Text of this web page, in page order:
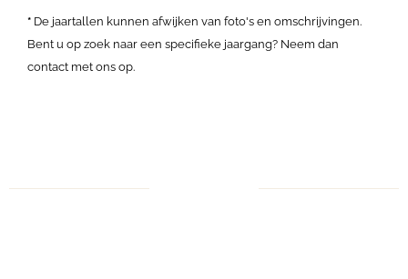
* De jaartallen kunnen afwijken van foto's en omschrijvingen.
Bent u op zoek naar een specifieke jaargang? Neem dan
contact met ons op.